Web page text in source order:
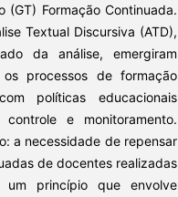
(GT) Formação Continuada.
Textual Discursiva (ATD),
da análise, emergiram
processos de formação
políticas educacionais
e monitoramento.
a necessidade de repensar
de docentes realizadas
princípio que envolve